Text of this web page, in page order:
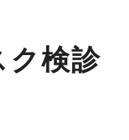
ク検診